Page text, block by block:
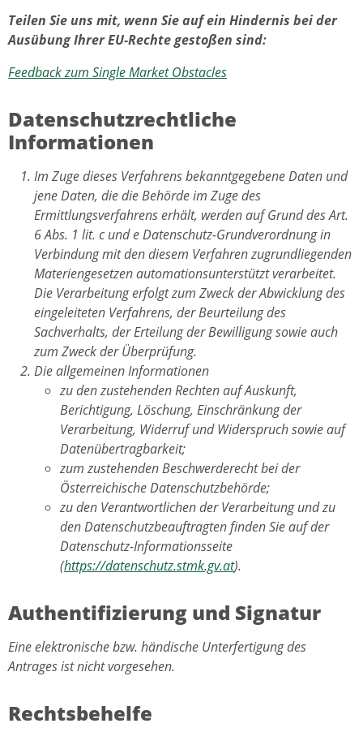
Teilen Sie uns mit, wenn Sie auf ein Hindernis bei der
Ausübung Ihrer EU-Rechte gestoßen sind:
Feedback zum Single Market Obstacles
Datenschutzrechtliche
Informationen
Im Zuge dieses Verfahrens bekanntgegebene Daten und
jene Daten, die die Behörde im Zuge des
Ermittlungsverfahrens erhält, werden auf Grund des Art.
6 Abs. 1 lit. c und e Datenschutz-Grundverordnung in
Verbindung mit den diesem Verfahren zugrundliegenden
Materiengesetzen automationsunterstützt verarbeitet.
Die Verarbeitung erfolgt zum Zweck der Abwicklung des
eingeleiteten Verfahrens, der Beurteilung des
Sachverhalts, der Erteilung der Bewilligung sowie auch
zum Zweck der Überprüfung.
Die allgemeinen Informationen
zu den zustehenden Rechten auf Auskunft,
Berichtigung, Löschung, Einschränkung der
Verarbeitung, Widerruf und Widerspruch sowie auf
Datenübertragbarkeit;
zum zustehenden Beschwerderecht bei der
Österreichische Datenschutzbehörde;
zu den Verantwortlichen der Verarbeitung und zu
den Datenschutzbeauftragten finden Sie auf der
Datenschutz-Informationsseite
(https://datenschutz.stmk.gv.at).
Authentifizierung und Signatur
Eine elektronische bzw. händische Unterfertigung des
Antrages ist nicht vorgesehen.
Rechtsbehelfe